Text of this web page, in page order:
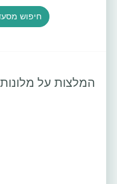
חיפוש
המלצות על מלונות